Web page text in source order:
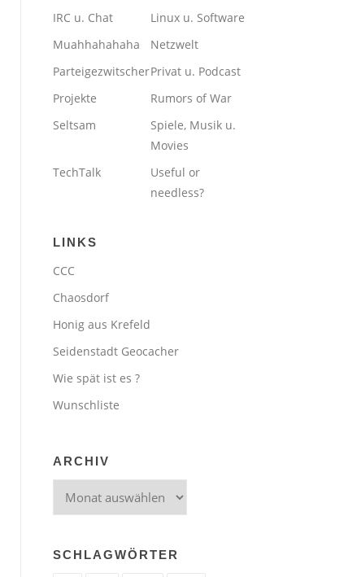
IRC u. Chat
Linux u. Software
Muahhahahaha
Netzwelt
ParteigezwitscherPrivat u. Podcast
Projekte
Rumors of War
Seltsam
Spiele, Musik u.
Movies
TechTalk
Useful or
needless?
LINKS
CCC
Chaosdorf
Honig aus Krefeld
Seidenstadt Geocacher
Wie spät ist es ?
Wunschliste
ARCHIV
Archiv
SCHLAGWÖRTER